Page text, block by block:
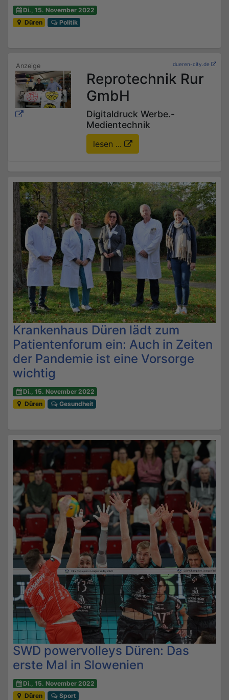
Di., 15. November 2022
Düren
Politik
dueren-city.de
Reprotechnik Rur
GmbH
Digitaldruck Werbe.-
Medientechnik
lesen ...
Krankenhaus Düren lädt zum
Patientenforum ein: Auch in Zeiten
der Pandemie ist eine Vorsorge
wichtig
Di., 15. November 2022
Düren
Gesundheit
SWD powervolleys Düren: Das
erste Mal in Slowenien
Di., 15. November 2022
Düren
Sport